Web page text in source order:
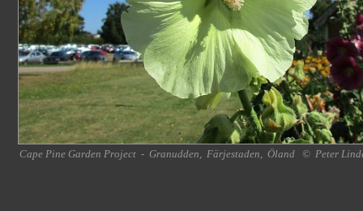
Cape Pine Garden Project - Granudden, Färjestaden, Öland © Peter